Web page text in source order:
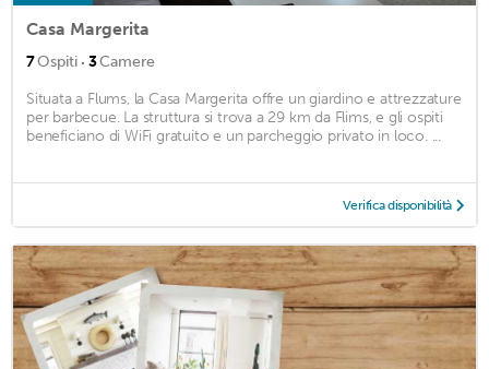
Casa Margerita
7Ospiti · 3Camere
Situata a Flums, la Casa Margerita offre un giardino e attrezzature
per barbecue. La struttura si trova a 29 km da Flims, e gli ospiti
beneficiano di WiFi gratuito e un parcheggio privato in loco. ...
Verifica disponibilità